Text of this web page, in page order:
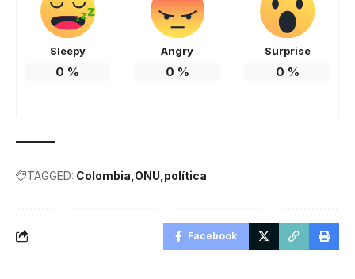
Sleepy
0 %
Angry
0 %
Surprise
0 %
TAGGED: Colombia ONU política
Facebook